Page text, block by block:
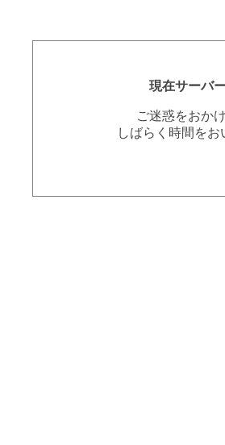
現在サーバ
ご迷惑をおか
しばらく時間を